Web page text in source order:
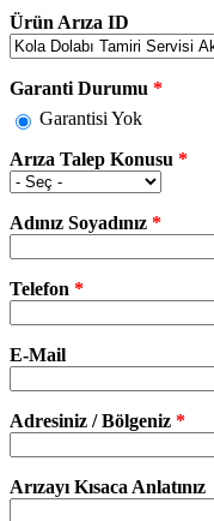
Ürün Arıza ID
Garanti Durumu *
Garantisi Yok
Arıza Talep Konusu *
Adınız Soyadınız *
Telefon *
E-Mail
Adresiniz / Bölgeniz *
Arızayı Kısaca Anlatınız